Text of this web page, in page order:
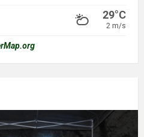
29°C
2 m/s